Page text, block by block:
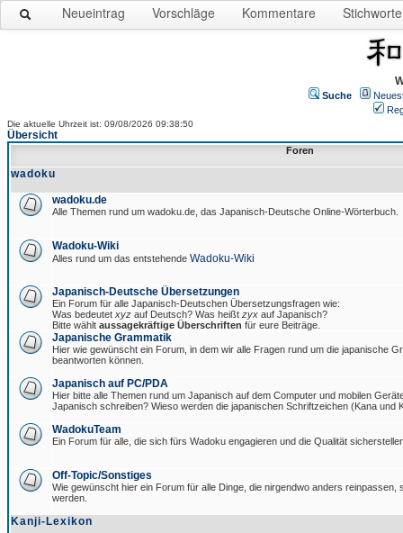
Neueintrag Vorschläge Kommentare Stichworte
Suche
Die aktuelle Uhrzeit ist: 09/08/2026 09:38:50
Übersicht
Foren
wadoku
wadoku.de
Alle Themen rund um wadoku.de, das Japanisch-Deutsche Online-Wörterbuch.
Wadoku-Wiki
Alles rund um das entstehende Wadoku-Wiki
Japanisch-Deutsche Übersetzungen
Ein Forum für alle Japanisch-Deutschen Übersetzungsfragen wie:
Was bedeutet xyz auf Deutsch? Was heißt zyx auf Japanisch?
Bitte wählt aussagekräftige Überschriften für eure Beiträge.
Japanische Grammatik
Hier wie gewünscht ein Forum, in dem wir alle Fragen rund um die japanische
beantworten können.
Japanisch auf PC/PDA
Hier bitte alle Themen rund um Japanisch auf dem Computer und mobilen
Japanisch schreiben? Wieso werden die japanischen Schriftzeichen (Kana und
WadokuTeam
Ein Forum für alle, die sich fürs Wadoku engagieren und die Qualität
Off-Topic/Sonstiges
Wie gewünscht hier ein Forum für alle Dinge, die nirgendwo anders reinpassen,
werden.
Kanji-Lexikon